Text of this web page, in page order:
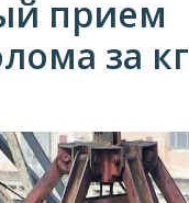
прием
за кг